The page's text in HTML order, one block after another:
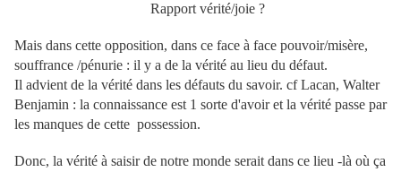
Rapport vérité/joie ?
Mais dans cette opposition, dans ce face à face pouvoir/misère,
souffrance /pénurie : il y a de la vérité au lieu du défaut.
Il advient de la vérité dans les défauts du savoir. cf Lacan, Walter
Benjamin : la connaissance est 1 sorte d'avoir et la vérité passe par
les manques de cette possession.
Donc, la vérité à saisir de notre monde serait dans ce lieu -là où ça